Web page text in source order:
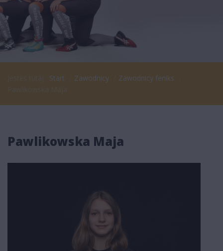
Start Zawodnicy
Zawodnicy feniks
Pawlikowska Maja